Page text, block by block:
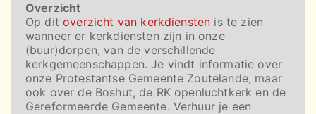
Overzicht
Op ditoverzicht van kerkdiensten is te zien
wanneer er kerkdiensten zijn in onze
(buur)dorpen, van de verschillende
kerkgemeenschappen. Je vindt informatie over
onze Protestantse Gemeente Zoutelande, maar
ook over de Boshut, de RK openluchtkerk en de
Gereformeerde Gemeente. Verhuur je een